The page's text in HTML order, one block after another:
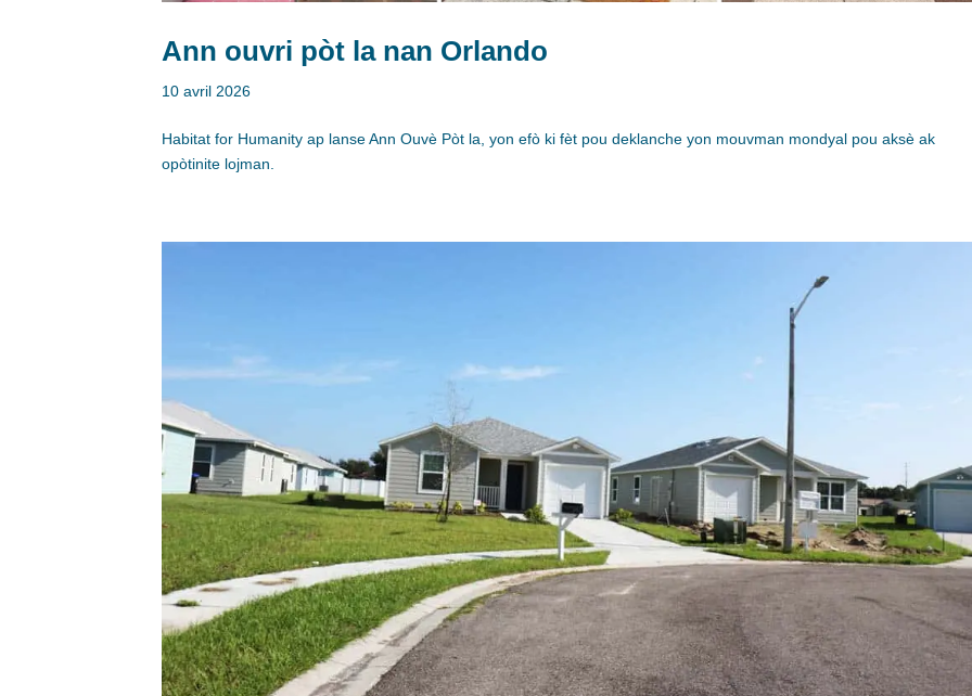
Ann ouvri pòt la nan Orlando
10 avril 2026
Habitat for Humanity ap lanse Ann Ouvè Pòt la, yon efò ki fèt pou deklanche yon mouvman mondyal pou aksè ak
opòtinite lojman.